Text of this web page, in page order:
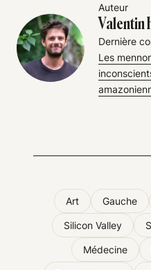
Auteur
Valentin
Dernière
Les
Art Gauche
Silicon Valley
Médecine